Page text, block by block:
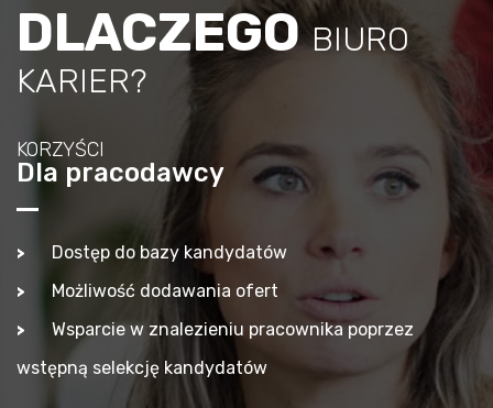
DLACZEGOBIURO
KARIER?
KORZYŚCI
Dla pracodawcy
Dostęp do bazy kandydatów
Możliwość dodawania ofert
Wsparcie w znalezieniu pracownika poprzez
wstępną selekcję kandydatów